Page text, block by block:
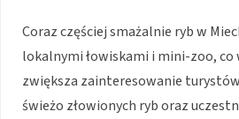
Coraz częściej smażalnie ryb w
lokalnymi łowiskami i mini-zoo, co
zwiększa zainteresowanie
świeżo złowionych ryb oraz